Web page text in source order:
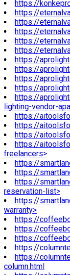
https://
https://
https://
https://
https://
https://
https://
https://
https://
https://
https://
lighting-vendor-
https://
https://
https://
https://
freelancers>
https://
https://
https://
reservation-list>
https://
warranty>
https://
https://
https://
https://
https://
column.html